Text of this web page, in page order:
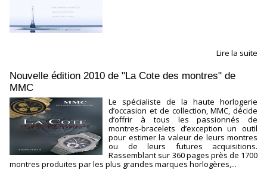
Lire la suite
Nouvelle édition 2010 de "La Cote des montres" de
MMC
Le spécialiste de la haute horlogerie
d’occasion et de collection, MMC, décide
d’offrir à tous les passionnés de
montres-bracelets d’exception un outil
pour estimer la valeur de leurs montres
ou de leurs futures acquisitions.
Rassemblant sur 360 pages près de 1700
montres produites par les plus grandes marques horlogères,...